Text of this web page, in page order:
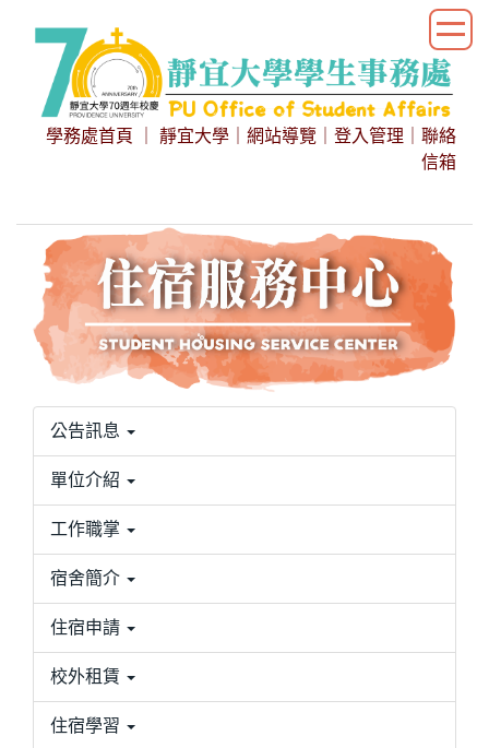
學務處首頁 靜宜大學 網站導覽 登入管理
聯絡
信箱
公告訊息
單位介紹
工作職掌
宿舍簡介
住宿申請
校外租賃
住宿學習